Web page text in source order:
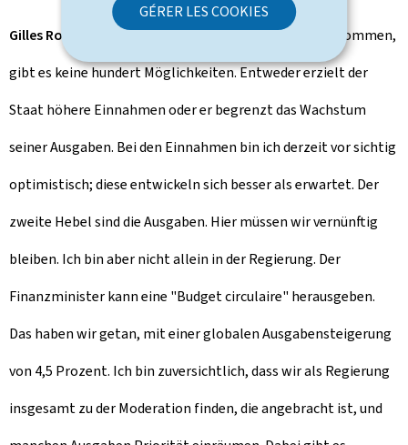
GÉRER LES COOKIES
Gilles Roth:
Um die Finanzen ins Gleichgewicht zu bekommen,
gibt es keine hundert Möglichkeiten. Entweder erzielt der
Staat höhere Einnahmen oder er begrenzt das Wachstum
seiner Ausgaben. Bei den Einnahmen bin ich derzeit vor sichtig
optimistisch; diese entwickeln sich besser als erwartet. Der
zweite Hebel sind die Ausgaben. Hier müssen wir vernünftig
bleiben. Ich bin aber nicht allein in der Regierung. Der
Finanzminister kann eine "Budget circulaire" herausgeben.
Das haben wir getan, mit einer globalen Ausgabensteigerung
von 4,5 Prozent. Ich bin zuversichtlich, dass wir als Regierung
insgesamt zu der Moderation finden, die angebracht ist, und